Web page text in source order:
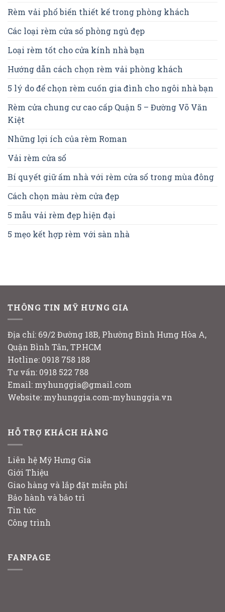
Rèm vải phổ biến thiết kế trong phòng khách
Các loại rèm cửa sổ phòng ngủ đẹp
Loại rèm tốt cho cửa kính nhà bạn
Hướng dẫn cách chọn rèm vải phòng khách
5 lý do để chọn rèm cuốn gia đình cho ngôi nhà bạn
Rèm cửa chung cư cao cấp Quận 5 – Đường Võ Văn
Kiệt
Những lợi ích của rèm Roman
Vải rèm cửa sổ
Bí quyết giữ ấm nhà với rèm cửa sổ trong mùa đông
Cách chọn màu rèm cửa đẹp
5 mẫu vải rèm đẹp hiện đại
5 mẹo kết hợp rèm với sàn nhà
THÔNG TIN MỸ HƯNG GIA
Địa chỉ: 69/2 Đường 18B, Phường Bình Hưng Hòa A,
Quận Bình Tân, TP.HCM
Hotline: 0918 758 188
Tư vấn: 0918 522 788
Email: myhunggia@gmail.com
Website: myhunggia.com-myhunggia.vn
HỖ TRỢ KHÁCH HÀNG
Liên hệ Mỹ Hưng Gia
Giới Thiệu
Giao hàng và lắp đặt miễn phí
Bảo hành và bảo trì
Tin tức
Công trình
FANPAGE